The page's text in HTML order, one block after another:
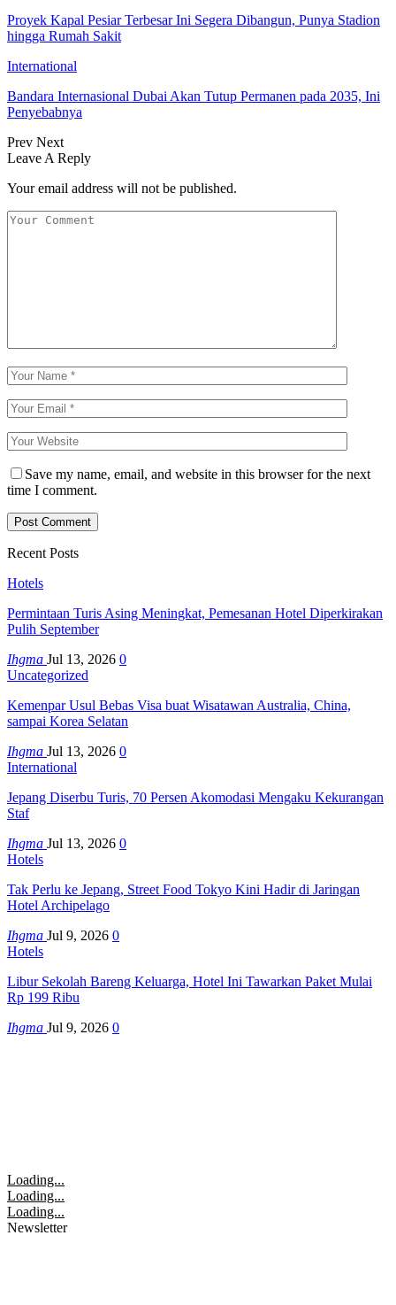
Proyek Kapal Pesiar Terbesar Ini Segera Dibangun, Punya Stadion
hingga Rumah Sakit
International
Bandara Internasional Dubai Akan Tutup Permanen pada 2035, Ini
Penyebabnya
Prev Next
Leave A Reply
Your email address will not be published.
Save my name, email, and website in this browser for the next
time I comment.
Recent Posts
Hotels
Permintaan Turis Asing Meningkat, Pemesanan Hotel Diperkirakan
Pulih September
Ihgma Jul 13, 2026 0
Uncategorized
Kemenpar Usul Bebas Visa buat Wisatawan Australia, China,
sampai Korea Selatan
Ihgma Jul 13, 2026 0
International
Jepang Diserbu Turis, 70 Persen Akomodasi Mengaku Kekurangan
Staf
Ihgma Jul 13, 2026 0
Hotels
Tak Perlu ke Jepang, Street Food Tokyo Kini Hadir di Jaringan
Hotel Archipelago
Ihgma Jul 9, 2026 0
Hotels
Libur Sekolah Bareng Keluarga, Hotel Ini Tawarkan Paket Mulai
Rp 199 Ribu
Ihgma Jul 9, 2026 0
Loading...
Loading...
Loading...
Newsletter